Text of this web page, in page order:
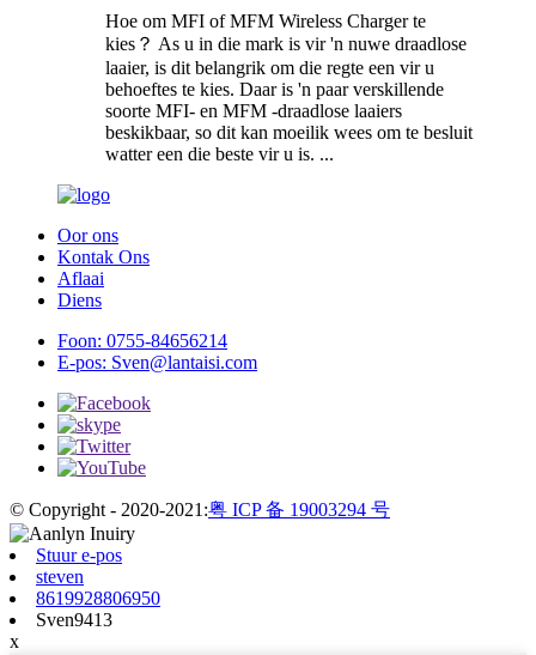
Hoe om MFI of MFM Wireless Charger te
kies？ As u in die mark is vir 'n nuwe draadlose
laaier, is dit belangrik om die regte een vir u
behoeftes te kies. Daar is 'n paar verskillende
soorte MFI- en MFM -draadlose laaiers
beskikbaar, so dit kan moeilik wees om te besluit
watter een die beste vir u is. ...
Oor ons
Kontak Ons
Aflaai
Diens
Foon: 0755-84656214
E-pos: Sven@lantaisi.com
© Copyright - 2020-2021:粤 ICP 备 19003294 号
Stuur e-pos
steven
8619928806950
Sven9413
x